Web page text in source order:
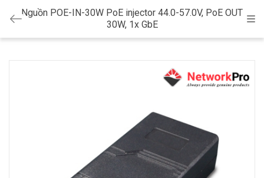
Nguồn POE-IN-30W PoE injector 44.0-57.0V, PoE OUT
30W, 1x GbE